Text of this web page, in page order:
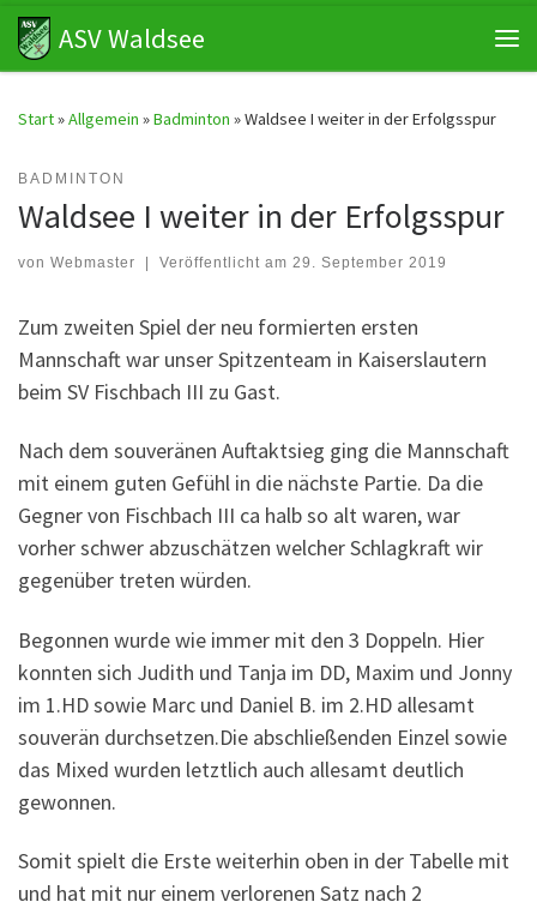
Zum Inhalt springen
ASV Waldsee
Start»Allgemein »Badminton »Waldsee I weiter in der Erfolgsspur
BADMINTON
Waldsee I weiter in der Erfolgsspur
von Webmaster Veröffentlicht am 29. September 2019
Zum zweiten Spiel der neu formierten ersten
Mannschaft war unser Spitzenteam in Kaiserslautern
beim SV Fischbach III zu Gast.
Nach dem souveränen Auftaktsieg ging die Mannschaft
mit einem guten Gefühl in die nächste Partie. Da die
Gegner von Fischbach III ca halb so alt waren, war
vorher schwer abzuschätzen welcher Schlagkraft wir
gegenüber treten würden.
Begonnen wurde wie immer mit den 3 Doppeln. Hier
konnten sich Judith und Tanja im DD, Maxim und Jonny
im 1.HD sowie Marc und Daniel B. im 2.HD allesamt
souverän durchsetzen.Die abschließenden Einzel sowie
das Mixed wurden letztlich auch allesamt deutlich
gewonnen.
Somit spielt die Erste weiterhin oben in der Tabelle mit
und hat mit nur einem verlorenen Satz nach 2